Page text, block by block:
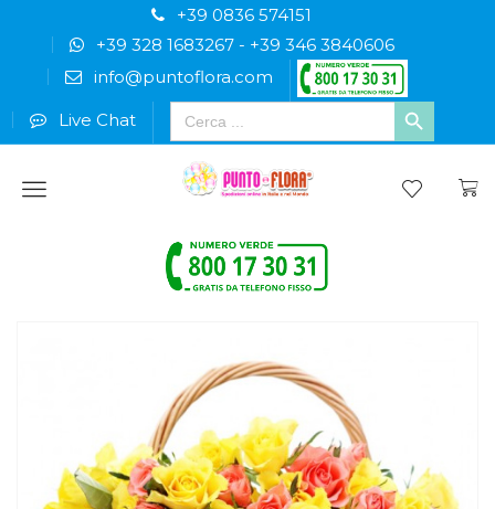
+39 0836 574151
+39 328 1683267- +39 346 3840606
info@puntoflora.com
Live Chat
Search
for:
Menu